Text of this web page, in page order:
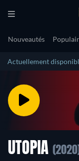
Nouveautés
Actuellement
UTOPIA